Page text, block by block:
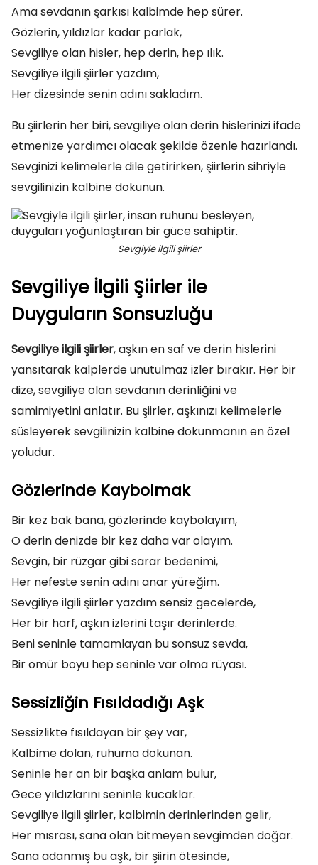
Ama sevdanın şarkısı kalbimde hep sürer.
Gözlerin, yıldızlar kadar parlak,
Sevgiliye olan hisler, hep derin, hep ılık.
Sevgiliye ilgili şiirler yazdım,
Her dizesinde senin adını sakladım.
Bu şiirlerin her biri, sevgiliye olan derin hislerinizi ifade
etmenize yardımcı olacak şekilde özenle hazırlandı.
Sevginizi kelimelerle dile getirirken, şiirlerin sihriyle
sevgilinizin kalbine dokunun.
Sevgiyle ilgili şiirler
Sevgiliye İlgili Şiirler ile
Duyguların Sonsuzluğu
Sevgiliye ilgili şiirler, aşkın en saf ve derin hislerini
yansıtarak kalplerde unutulmaz izler bırakır. Her bir
dize, sevgiliye olan sevdanın derinliğini ve
samimiyetini anlatır. Bu şiirler, aşkınızı kelimelerle
süsleyerek sevgilinizin kalbine dokunmanın en özel
yoludur.
Gözlerinde Kaybolmak
Bir kez bak bana, gözlerinde kaybolayım,
O derin denizde bir kez daha var olayım.
Sevgin, bir rüzgar gibi sarar bedenimi,
Her nefeste senin adını anar yüreğim.
Sevgiliye ilgili şiirler yazdım sensiz gecelerde,
Her bir harf, aşkın izlerini taşır derinlerde.
Beni seninle tamamlayan bu sonsuz sevda,
Bir ömür boyu hep seninle var olma rüyası.
Sessizliğin Fısıldadığı Aşk
Sessizlikte fısıldayan bir şey var,
Kalbime dolan, ruhuma dokunan.
Seninle her an bir başka anlam bulur,
Gece yıldızlarını seninle kucaklar.
Sevgiliye ilgili şiirler, kalbimin derinlerinden gelir,
Her mısrası, sana olan bitmeyen sevgimden doğar.
Sana adanmış bu aşk, bir şiirin ötesinde,